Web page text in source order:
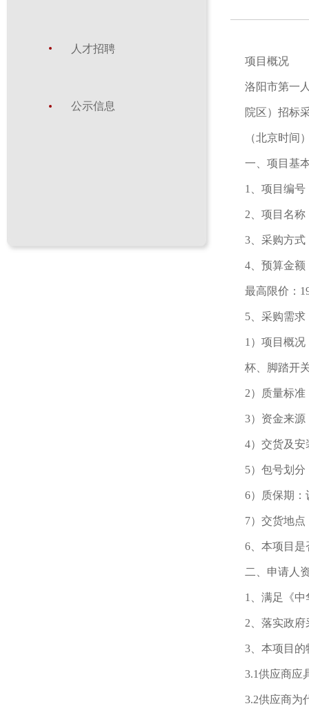
人才招聘
公示信息
项目概况
洛阳市第一
院区）招标
（北京时间
一、项目基
1、项目编号
2、项目名
3、采购方式
4、预算金额
最高限价：
5、采购需求
1）项目概
杯、脚踏开
2）质量标
3）资金来源
4）交货及安
5）包号划
6）质保期：
7）交货地
6、本项目
二、申请人
1、满足《
2、落实政
3、本项目的
3.1供应商应
3.2供应商为